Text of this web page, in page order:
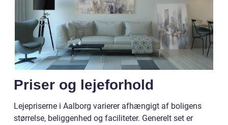
Priser og lejeforhold
Lejepriserne i Aalborg varierer afhængigt af boligens
størrelse, beliggenhed og faciliteter. Generelt set er